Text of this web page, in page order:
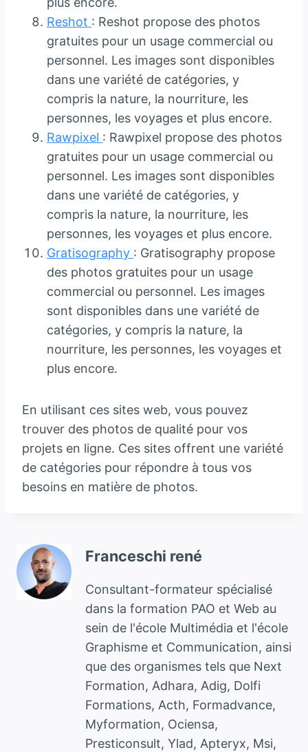
Reshot : Reshot propose des photos
gratuites pour un usage commercial ou
personnel. Les images sont disponibles
dans une variété de catégories, y
compris la nature, la nourriture, les
personnes, les voyages et plus encore.
Rawpixel : Rawpixel propose des photos
gratuites pour un usage commercial ou
personnel. Les images sont disponibles
dans une variété de catégories, y
compris la nature, la nourriture, les
personnes, les voyages et plus encore.
Gratisography : Gratisography propose
des photos gratuites pour un usage
commercial ou personnel. Les images
sont disponibles dans une variété de
catégories, y compris la nature, la
nourriture, les personnes, les voyages et
plus encore.
En utilisant ces sites web, vous pouvez
trouver des photos de qualité pour vos
projets en ligne. Ces sites offrent une variété
de catégories pour répondre à tous vos
besoins en matière de photos.
Franceschi rené
Consultant-formateur spécialisé
dans la formation PAO et Web au
sein de l'école Multimédia et l'école
Graphisme et Communication, ainsi
que des organismes tels que Next
Formation, Adhara, Adig, Dolfi
Formations, Acth, Formadvance,
Myformation, Ociensa,
Presticonsult, Ylad, Apteryx, Msi,